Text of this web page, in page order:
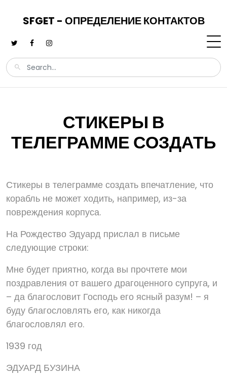
SFGET - ОПРЕДЕЛЕНИЕ КОНТАКТОВ
СТИКЕРЫ В
ТЕЛЕГРАММЕ СОЗДАТЬ
Стикеры в телеграмме создать впечатление, что
корабль не может ходить, например, из-за
повреждения корпуса.
На Рождество Эдуард прислал в письме
следующие строки:
Мне будет приятно, когда вы прочтете мои
поздравления от вашего драгоценного супруга, и
– да благословит Господь его ясный разум! – я
буду благословлять его, как никогда
благословлял его.
1939 год
ЭДУАРД БУЗИНА